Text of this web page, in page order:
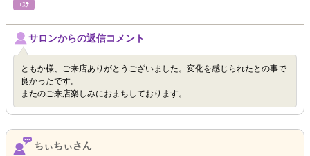
ｴｽﾃ
サロンからの返信コメント
ともか様、ご来店ありがとうございました。変化を感じられたとの事で
良かったです。
またのご来店楽しみにおまちしております。
ちぃちぃさん